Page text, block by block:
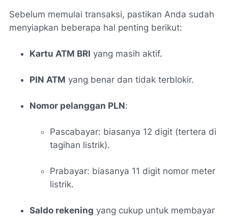
Sebelum memulai transaksi, pastikan Anda sudah
menyiapkan beberapa hal penting berikut:
Kartu ATM BRI yang masih aktif.
PIN ATM yang benar dan tidak terblokir.
Nomor pelanggan PLN:
Pascabayar: biasanya 12 digit (tertera di
tagihan listrik).
Prabayar: biasanya 11 digit nomor meter
listrik.
Saldo rekening yang cukup untuk membayar